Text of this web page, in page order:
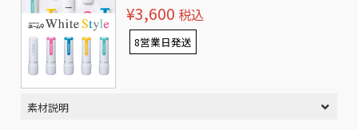
¥3,600 税込
8営業日発送
素材説明